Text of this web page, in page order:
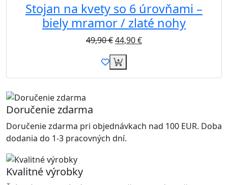
Stojan na kvety so 6 úrovňami –
biely mramor / zlaté nohy
49,90€44,90€
Doručenie zdarma
Doručenie zdarma pri objednávkach nad 100 EUR. Doba
dodania do 1-3 pracovných dní.
Kvalitné výrobky